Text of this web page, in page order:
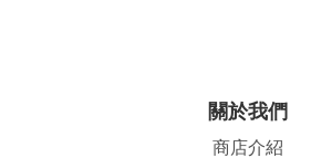
關於我們
商店介紹